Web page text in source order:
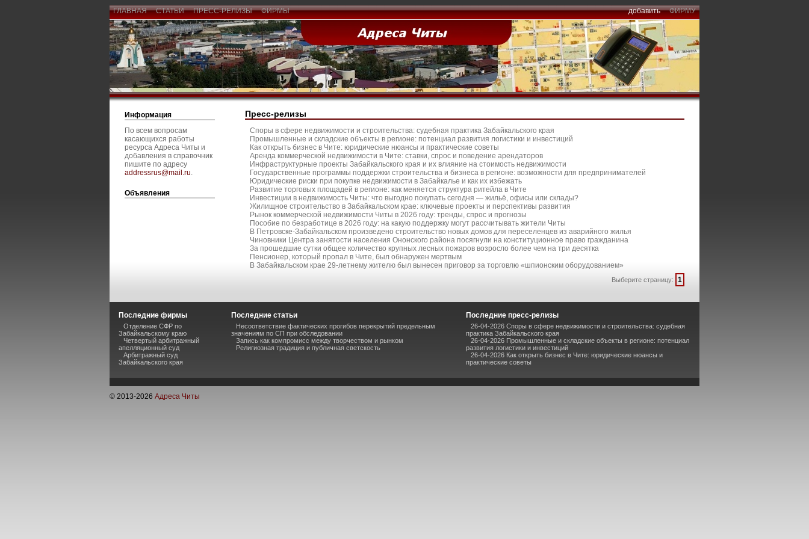
ГЛАВНАЯ СТАТЬИ ПРЕСС-РЕЛИЗЫ ФИРМЫ добавить ФИРМУ
Информация
По всем вопросам
касающихся работы
ресурса Адреса Читы и
добавления в справочник
пишите по адресу
addressrus@mail.ru.
Объявления
Пресс-релизы
Споры в сфере недвижимости и строительства: судебная практика Забайкальского края
Промышленные и складские объекты в регионе: потенциал развития логистики и инвестиций
Как открыть бизнес в Чите: юридические нюансы и практические советы
Аренда коммерческой недвижимости в Чите: ставки, спрос и поведение арендаторов
Инфраструктурные проекты Забайкальского края и их влияние на стоимость недвижимости
Государственные программы поддержки строительства и бизнеса в регионе: возможности для предпринимателей
Юридические риски при покупке недвижимости в Забайкалье и как их избежать
Развитие торговых площадей в регионе: как меняется структура ритейла в Чите
Инвестиции в недвижимость Читы: что выгодно покупать сегодня — жильё, офисы или склады?
Жилищное строительство в Забайкальском крае: ключевые проекты и перспективы развития
Рынок коммерческой недвижимости Читы в 2026 году: тренды, спрос и прогнозы
Пособие по безработице в 2026 году: на какую поддержку могут рассчитывать жители Читы
В Петровске-Забайкальском произведено строительство новых домов для переселенцев из аварийного жилья
Чиновники Центра занятости населения Ононского района посягнули на конституционное право гражданина
За прошедшие сутки общее количество крупных лесных пожаров возросло более чем на три десятка
Пенсионер, который пропал в Чите, был обнаружен мертвым
В Забайкальском крае 29-летнему жителю был вынесен приговор за торговлю «шпионским оборудованием»
Выберите страницу: 1
Последние фирмы
Отделение СФР по
Забайкальскому краю
Четвертый арбитражный
апелляционный суд
Арбитражный суд
Забайкальского края
Последние статьи
Несоответствие фактических прогибов перекрытий предельным
значениям по СП при обследовании
Запись как компромисс между творчеством и рынком
Религиозная традиция и публичная светскость
Последние пресс-релизы
26-04-2026 Споры в сфере недвижимости и строительства: судебная
практика Забайкальского края
26-04-2026 Промышленные и складские объекты в регионе: потенциал
развития логистики и инвестиций
26-04-2026 Как открыть бизнес в Чите: юридические нюансы и
практические советы
© 2013-2026 Адреса Читы